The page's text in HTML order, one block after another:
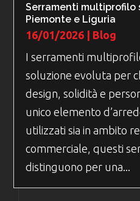
Serramenti multiprofilo
Piemonte e Liguria
16/01/2026 | Blog
I serramenti
soluzione evoluta per
design, solidità e
unico elemento
utilizzati sia in ambito
commerciale, questi
distinguono per una...